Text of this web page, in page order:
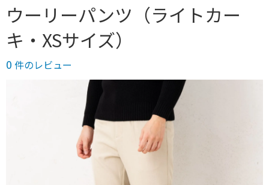
ウーリーパンツ（ライトカー
キ・XSサイズ）
0 件のレビュー